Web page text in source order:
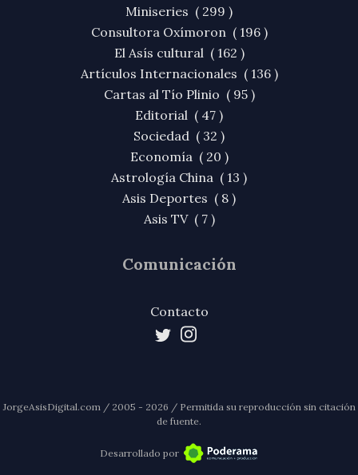
Miniseries ( 299 )
Consultora Oxímoron ( 196 )
El Asís cultural ( 162 )
Artículos Internacionales ( 136 )
Cartas al Tío Plinio ( 95 )
Editorial ( 47 )
Sociedad ( 32 )
Economía ( 20 )
Astrología China ( 13 )
Asis Deportes ( 8 )
Asis TV ( 7 )
Comunicación
Contacto
JorgeAsisDigital.com / 2005 - 2026 / Permitida su reproducción sin citación
de fuente.
Desarrollado por